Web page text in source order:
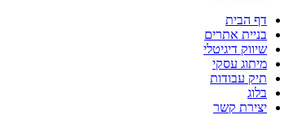
דף הבית
בניית אתרים
שיווק דיגיטלי
מיתוג עסקי
תיק עבודות
בלוג
יצירת קשר